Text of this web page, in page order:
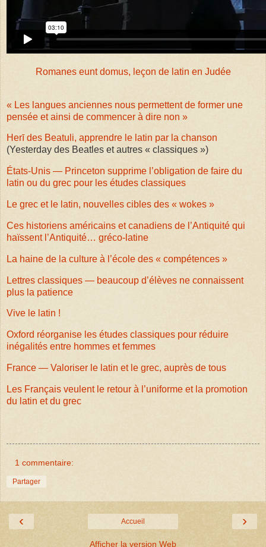
Romanes eunt domus, leçon de latin en Judée
« Les langues anciennes nous permettent de former une
pensée et ainsi de commencer à dire non »
Herī des Beatuli, apprendre le latin par la chanson
(Yesterday des Beatles et autres « classiques »)
États-Unis — Princeton supprime l’obligation de faire du
latin ou du grec pour les études classiques
Le grec et le latin, nouvelles cibles des « wokes »
Ces historiens américains et canadiens de l’Antiquité qui
haïssent l’Antiquité… gréco-latine
La haine de la culture à l’école des « compétences »
Lettres classiques — beaucoup d’élèves ne connaissent
plus la patience
Vive le latin !
Oxford réorganise les études classiques pour réduire
inégalités entre hommes et femmes
France — Valoriser le latin et le grec, auprès de tous
Les Français veulent le retour à l’uniforme et la promotion
du latin et du grec
1 commentaire:
Partager
‹ ›
Accueil
Afficher la version Web